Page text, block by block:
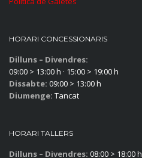
HORARI CONCESSIONARIS
Dilluns – Divendres:
09:00 > 13:00 h · 15:00 > 19:00 h
Dissabte: 09:00 > 13:00 h
Diumenge: Tancat
HORARI TALLERS
Dilluns – Divendres: 08:00 > 18:00 h